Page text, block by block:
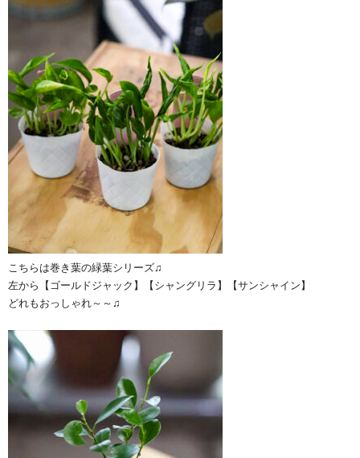
こちらは巻き葉の緑葉シリーズ♫
左から【ゴールドジャック】【シャングリラ】【サンシャイン】
どれもおっしゃれ～～♫